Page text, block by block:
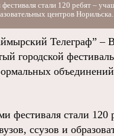
стали 120 ребят –
центров Норильска.
Телеграф” –
городской фестиваль
фестиваля стали 120
ссузов и